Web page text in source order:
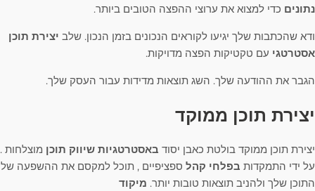
נתונים כדי למצוא את ערוצי ההפצה הטובים ביותר.
ודא שהכתבות שלך יגיעו לקוראים הנכונים בזמן הנכון. שלב יצירת תוכן
אסטרטגי עם טקטיקות הפצה מדויקות.
הגבר את ההודעה שלך. השג תוצאות מדידות עבור העסק שלך.
יצירת תוכן ממוקד
יצירת תוכן ממוקד בולטת כאבן יסוד באסטרטגיות שיווק תוכן מוצלחות .
על ידי התמקדות בפלחי קהל ספציפיים , תוכל למקסם את ההשפעה של
התוכן שלך ולהניב תוצאות טובות יותר. מיקוד